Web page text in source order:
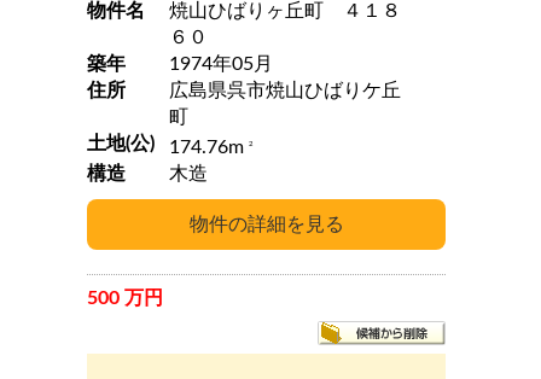
物件名
焼山ひばりヶ丘町 ４１８
６０
築年
1974年05月
住所
広島県呉市焼山ひばりケ丘
町
土地(公)
174.76m 2
構造 木造
500 万円